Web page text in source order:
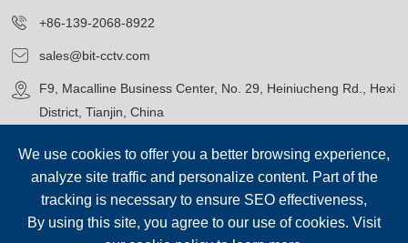
+86-139-2068-8922
sales@bit-cctv.com
F9, Macalline Business Center, No. 29, Heiniucheng Rd., Hexi
District, Tianjin, China
Copyright© Blue Icon (Tianjin) Technology Co., Ltd.
We use cookies to offer you a better browsing experience,
analyze site traffic and personalize content. Part of the
tracking is necessary to ensure SEO effectiveness,
By using this site, you agree to our use of cookies. Visit